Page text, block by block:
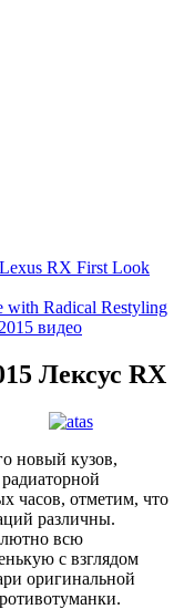
RX First Look
with Radical Restyling
видео
Лексус RX
новый кузов,
часов, отметим, что
различны.
всю
с взглядом
оригинальной